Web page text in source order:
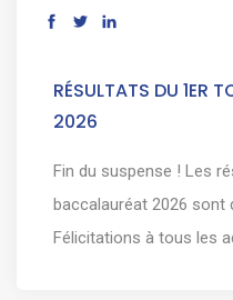
RÉSULTATS DU 1ER
2026
Fin du suspense ! Les
baccalauréat 2026 sont
Félicitations à tous les